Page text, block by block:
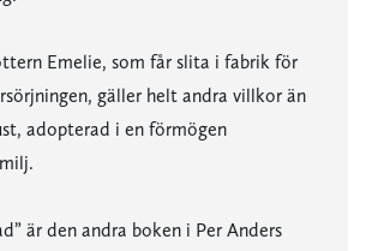
Emelie, som får slita i fabrik för
gäller helt andra villkor än
adopterad i en förmögen
är den andra boken i Per Anders